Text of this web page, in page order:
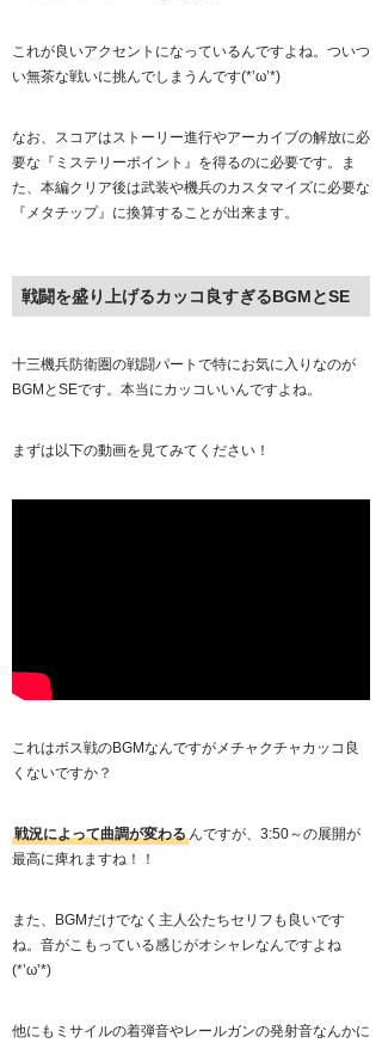
これが良いアクセントになっているんですよね。ついつ
い無茶な戦いに挑んでしまうんです(*’ω’*)
なお、スコアはストーリー進行やアーカイブの解放に必
要な『ミステリーポイント』を得るのに必要です。ま
た、本編クリア後は武装や機兵のカスタマイズに必要な
『メタチップ』に換算することが出来ます。
戦闘を盛り上げるカッコ良すぎるBGMとSE
十三機兵防衛圏の戦闘パートで特にお気に入りなのが
BGMとSEです。本当にカッコいいんですよね。
まずは以下の動画を見てみてください！
これはボス戦のBGMなんですがメチャクチャカッコ良
くないですか？
戦況によって曲調が変わる んですが、3:50～の展開が
最高に痺れますね！！
また、BGMだけでなく主人公たちセリフも良いです
ね。音がこもっている感じがオシャレなんですよね
(*’ω’*)
他にもミサイルの着弾音やレールガンの発射音なんかに